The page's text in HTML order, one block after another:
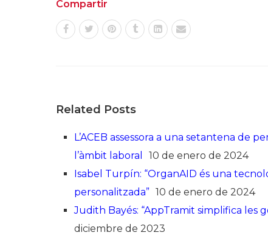
Compartir
Related Posts
L’ACEB assessora a una setantena de
l’àmbit laboral
10 de enero de 2024
Isabel Turpín: “OrganAID és una
personalitzada” 10 de enero de 2024
Judith Bayés: “AppTramit simplifica les
diciembre de 2023